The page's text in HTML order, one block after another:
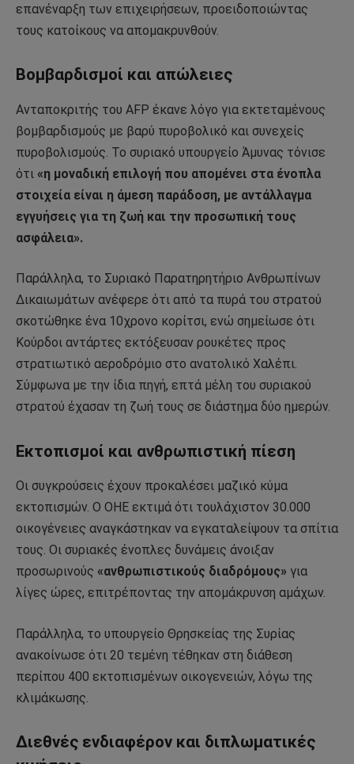
επανέναρξη των επιχειρήσεων, προειδοποιώντας
τους κατοίκους να απομακρυνθούν.
Βομβαρδισμοί και απώλειες
Ανταποκριτής του AFP έκανε λόγο για εκτεταμένους
βομβαρδισμούς με βαρύ πυροβολικό και συνεχείς
πυροβολισμούς. Το συριακό υπουργείο Άμυνας τόνισε
ότι «η μοναδική επιλογή που απομένει στα ένοπλα
στοιχεία είναι η άμεση παράδοση, με αντάλλαγμα
εγγυήσεις για τη ζωή και την προσωπική τους
ασφάλεια».
Παράλληλα, το Συριακό Παρατηρητήριο Ανθρωπίνων
Δικαιωμάτων ανέφερε ότι από τα πυρά του στρατού
σκοτώθηκε ένα 10χρονο κορίτσι, ενώ σημείωσε ότι
Κούρδοι αντάρτες εκτόξευσαν ρουκέτες προς
στρατιωτικό αεροδρόμιο στο ανατολικό Χαλέπι.
Σύμφωνα με την ίδια πηγή, επτά μέλη του συριακού
στρατού έχασαν τη ζωή τους σε διάστημα δύο ημερών.
Εκτοπισμοί και ανθρωπιστική πίεση
Οι συγκρούσεις έχουν προκαλέσει μαζικό κύμα
εκτοπισμών. Ο ΟΗΕ εκτιμά ότι τουλάχιστον 30.000
οικογένειες αναγκάστηκαν να εγκαταλείψουν τα σπίτια
τους. Οι συριακές ένοπλες δυνάμεις άνοιξαν
προσωρινούς «ανθρωπιστικούς διαδρόμους» για
λίγες ώρες, επιτρέποντας την απομάκρυνση αμάχων.
Παράλληλα, το υπουργείο Θρησκείας της Συρίας
ανακοίνωσε ότι 20 τεμένη τέθηκαν στη διάθεση
περίπου 400 εκτοπισμένων οικογενειών, λόγω της
κλιμάκωσης.
Διεθνές ενδιαφέρον και διπλωματικές